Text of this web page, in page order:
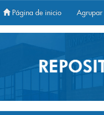
Página de inicio Agrupar